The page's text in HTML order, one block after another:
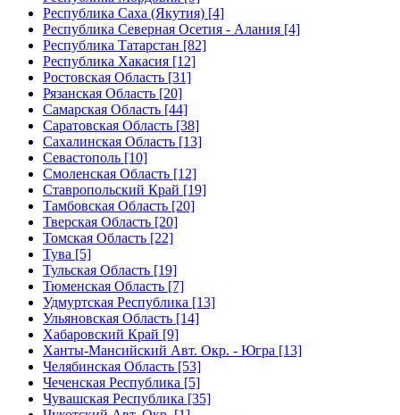
Республика Саха (Якутия) [4]
Республика Северная Осетия - Алания [4]
Республика Татарстан [82]
Республика Хакасия [12]
Ростовская Область [31]
Рязанская Область [20]
Самарская Область [44]
Саратовская Область [38]
Сахалинская Область [13]
Севастополь [10]
Смоленская Область [12]
Ставропольский Край [19]
Тамбовская Область [20]
Тверская Область [20]
Томская Область [22]
Тува [5]
Тульская Область [19]
Тюменская Область [7]
Удмуртская Республика [13]
Ульяновская Область [14]
Хабаровский Край [9]
Ханты-Мансийский Авт. Окр. - Югра [13]
Челябинская Область [53]
Чеченская Республика [5]
Чувашская Республика [35]